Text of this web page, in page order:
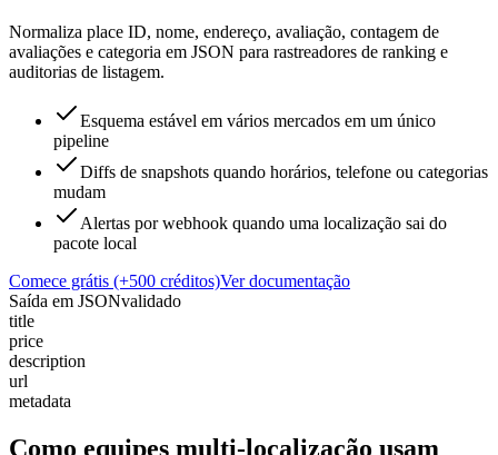
Normaliza place ID, nome, endereço, avaliação, contagem de
avaliações e categoria em JSON para rastreadores de ranking e
auditorias de listagem.
Esquema estável em vários mercados em um único
pipeline
Diffs de snapshots quando horários, telefone ou categorias
mudam
Alertas por webhook quando uma localização sai do
pacote local
Comece grátis (+500 créditos)Ver documentação
Saída em JSONvalidado
title
price
description
url
metadata
Como equipes multi-localização usam